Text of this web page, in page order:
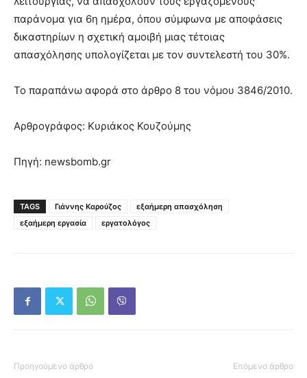
παράνομα για 6η ημέρα, όπου σύμφωνα με αποφάσεις
δικαστηρίων η σχετική αμοιβή μιας τέτοιας
απασχόλησης υπολογίζεται με τον συντελεστή του 30%.
Το παραπάνω αφορά στο άρθρο 8 του νόμου 3846/2010.
Αρθρογράφος: Κυριάκος Κουζούμης
Πηγή: newsbomb.gr
TAGS Γιάννης Καρούζος
εξαήμερη απασχόληση
εξαήμερη εργασία
εργατολόγος
Προηγούμενο άρθρο Επόμενο άρθρο